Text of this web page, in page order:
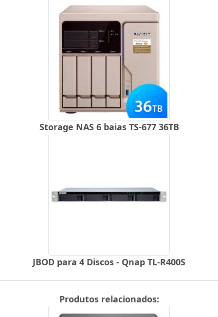
Storage NAS 6 baias TS-677 36TB
JBOD para 4 Discos - Qnap TL-R400S
Produtos relacionados: